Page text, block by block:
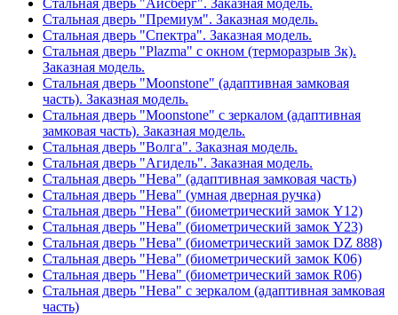
Стальная дверь "Айсберг". Заказная модель.
Стальная дверь "Премиум". Заказная модель.
Стальная дверь "Спектра". Заказная модель.
Стальная дверь "Plazma" с окном (терморазрыв 3к).
Заказная модель.
Стальная дверь "Moonstone" (адаптивная замковая
часть). Заказная модель.
Стальная дверь "Moonstone" с зеркалом (адаптивная
замковая часть). Заказная модель.
Стальная дверь "Волга". Заказная модель.
Стальная дверь "Агидель". Заказная модель.
Стальная дверь "Нева" (адаптивная замковая часть)
Стальная дверь "Нева" (умная дверная ручка)
Стальная дверь "Нева" (биометрический замок Y12)
Стальная дверь "Нева" (биометрический замок Y23)
Стальная дверь "Нева" (биометрический замок DZ 888)
Стальная дверь "Нева" (биометрический замок К06)
Стальная дверь "Нева" (биометрический замок R06)
Стальная дверь "Нева" с зеркалом (адаптивная замковая
часть)